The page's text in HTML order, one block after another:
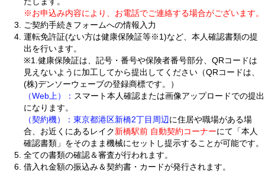
※お申込み内容により、お電話でご連絡する場合がございます。
ご契約手続きフォームへの情報入力
運転免許証(ない方は健康保険証等※1)など、本人確認書類の提
出を行います。
※1.健康保険証は、記号・番号や保険者番号部分、QRコードは
見えないように加工してから提出してください（QRコードは、
(株)デンソーウェーブの登録商標です。）
（Web上）： スマート本人確認または画像アップロードでの提出
になります。
（契約機）： 東京都港区新橋2丁目周辺に住居や職場がある場
合、お近くにあるレイク新橋駅前 自動契約コーナーにて「本人
確認書類」をそのまま機械にセットし提示することが可能です。
全ての書類の確認＆審査が行われます。
借入れ金額の振込み＆契約書・カードが発行されます。